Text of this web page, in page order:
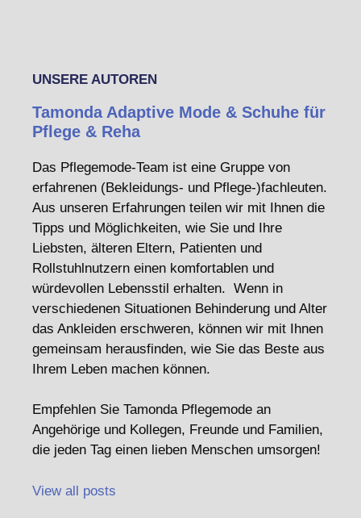
UNSERE AUTOREN
Tamonda Adaptive Mode & Schuhe für
Pflege & Reha
Das Pflegemode-Team ist eine Gruppe von
erfahrenen (Bekleidungs- und Pflege-)fachleuten.
Aus unseren Erfahrungen teilen wir mit Ihnen die
Tipps und Möglichkeiten, wie Sie und Ihre
Liebsten, älteren Eltern, Patienten und
Rollstuhlnutzern einen komfortablen und
würdevollen Lebensstil erhalten. Wenn in
verschiedenen Situationen Behinderung und Alter
das Ankleiden erschweren, können wir mit Ihnen
gemeinsam herausfinden, wie Sie das Beste aus
Ihrem Leben machen können.
Empfehlen Sie Tamonda Pflegemode an
Angehörige und Kollegen, Freunde und Familien,
die jeden Tag einen lieben Menschen umsorgen!
View all posts